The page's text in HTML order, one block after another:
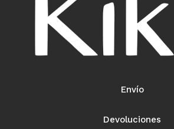
Envío
Devoluciones